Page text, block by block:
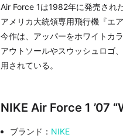
Air Force 1は1982年に発売され
アメリカ大統領専用飛行機『エ
今作は、アッパーをホワイトカ
アウトソールやスウッシュロゴ
用されている。
NIKE Air Force 1 ’07
ブランド： NIKE